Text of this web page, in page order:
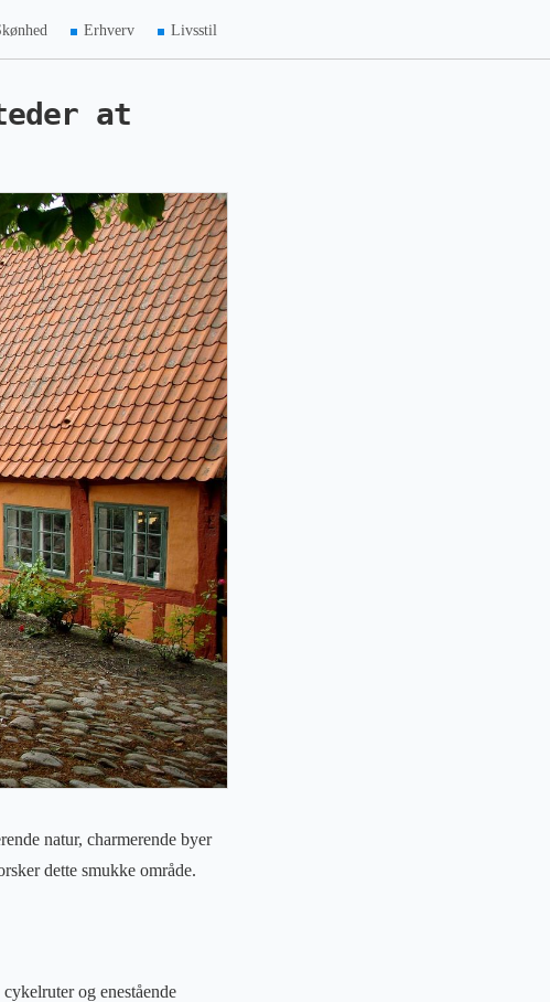
Erhverv Livsstil
at
natur, charmerende byer
dette smukke område.
og enestående